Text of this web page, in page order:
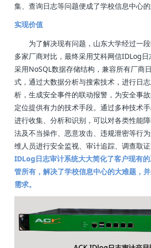
集、查询日志等问题便成了学校信息中心的
实现价值
为了解决现有问题，山东大学经过一
多家厂商对比，最终采用艾科网信IDLog
采用NoSQL数据存储结构，兼容所有厂商
式，通过大数据分析与搜索技术，进行日
析，生成安全事件的联动报警，为安全事
定位提供有力的技术手段。通过多种技术
进行收集、分析和识别，可以对各类性能
法及不当操作、恶意攻击、违规泄密等行
维人员进行安全监视、审计追踪、调查取
IDLog日志审计系统大大简化了客户现有
管所有，解决了学校信息中心的大难题，
需求。